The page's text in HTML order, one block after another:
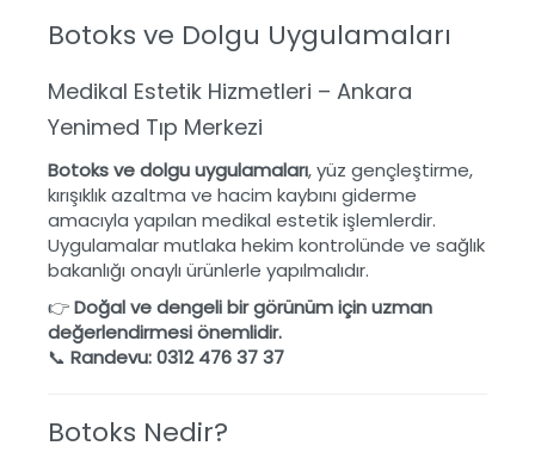
Botoks ve Dolgu Uygulamaları
Medikal Estetik Hizmetleri – Ankara
Yenimed Tıp Merkezi
Botoks ve dolgu uygulamaları, yüz gençleştirme,
kırışıklık azaltma ve hacim kaybını giderme
amacıyla yapılan medikal estetik işlemlerdir.
Uygulamalar mutlaka hekim kontrolünde ve sağlık
bakanlığı onaylı ürünlerle yapılmalıdır.
👉Doğal ve dengeli bir görünüm için uzman
değerlendirmesi önemlidir.
📞 Randevu: 0312 476 37 37
Botoks Nedir?